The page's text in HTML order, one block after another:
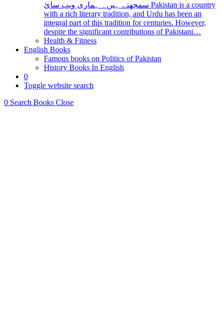
سمجھتے ہیں۔ ہماری ویب سائ Pakistan is a country
with a rich literary tradition, and Urdu has been an
integral part of this tradition for centuries. However,
despite the significant contributions of Pakistani…
Health & Fitness
English Books
Famous books on Politics of Pakistan
History Books In English
0
Toggle website search
0 Search Books Close